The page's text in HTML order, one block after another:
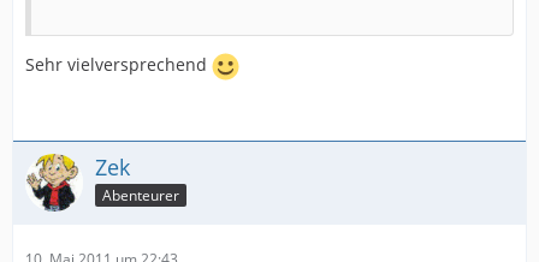
Sehr vielversprechend
Zek
Abenteurer